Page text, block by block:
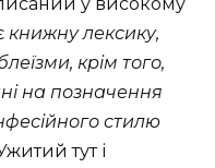
книжну лексику,
крім того,
на позначення
стилю
тут і